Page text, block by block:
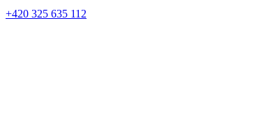
+420 325 635 112